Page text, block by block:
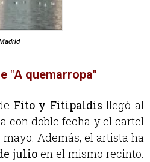
"A quemarropa"
Fito y Fitipaldis llegó al
con doble fecha y el cartel
Además, el artista ha
julioen el mismo recinto.